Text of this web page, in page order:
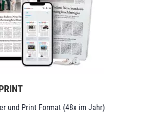
und Print Format (48x im Jahr)